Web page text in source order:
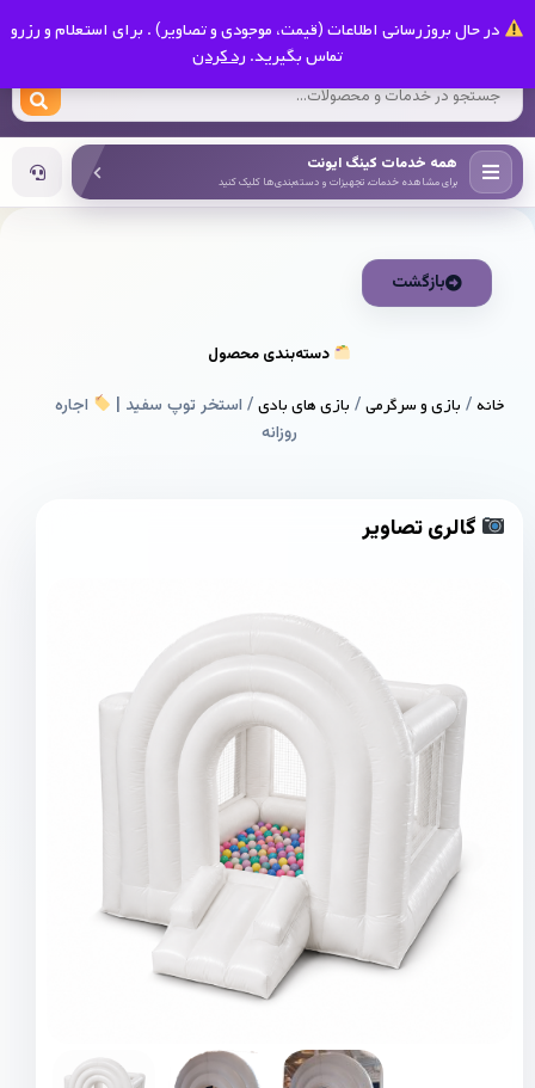
در حال بروزرسانی اطلاعات (قیمت، موجودی و تصاویر) . برای استعلام و رزرو
تماس بگیرید. رد کردن
کینگ ایونت
همه خدمات کینگ ایونت
برای مشاهده خدمات، تجهیزات و دسته‌بندی‌ها کلیک کنید
بازگشت
دسته‌بندی محصول
خانه/ بازی و سرگرمی/ بازی های بادی/ استخر توپ سفید |
اجاره
روزانه
گالری تصاویر